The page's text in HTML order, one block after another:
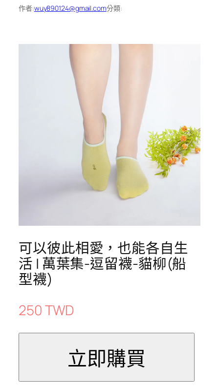
作者:wuy890124@gmail.com分類:
可以彼此相愛，也能各自生
活 | 萬葉集-逗留襪-貓柳(船
型襪)
250 TWD